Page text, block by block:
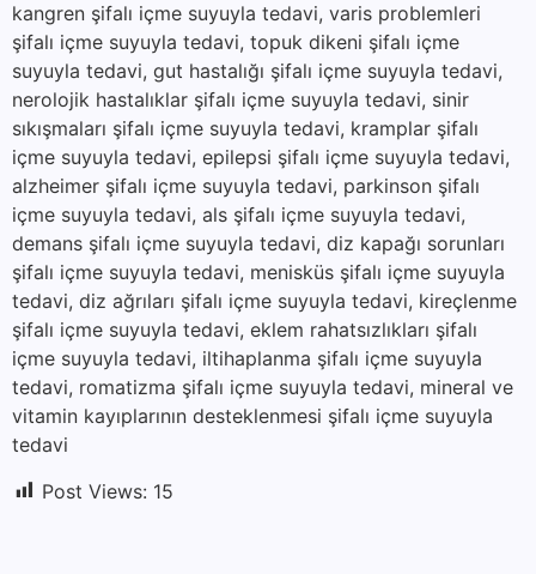
kangren şifalı içme suyuyla tedavi, varis problemleri
şifalı içme suyuyla tedavi, topuk dikeni şifalı içme
suyuyla tedavi, gut hastalığı şifalı içme suyuyla tedavi,
nerolojik hastalıklar şifalı içme suyuyla tedavi, sinir
sıkışmaları şifalı içme suyuyla tedavi, kramplar şifalı
içme suyuyla tedavi, epilepsi şifalı içme suyuyla tedavi,
alzheimer şifalı içme suyuyla tedavi, parkinson şifalı
içme suyuyla tedavi, als şifalı içme suyuyla tedavi,
demans şifalı içme suyuyla tedavi, diz kapağı sorunları
şifalı içme suyuyla tedavi, menisküs şifalı içme suyuyla
tedavi, diz ağrıları şifalı içme suyuyla tedavi, kireçlenme
şifalı içme suyuyla tedavi, eklem rahatsızlıkları şifalı
içme suyuyla tedavi, iltihaplanma şifalı içme suyuyla
tedavi, romatizma şifalı içme suyuyla tedavi, mineral ve
vitamin kayıplarının desteklenmesi şifalı içme suyuyla
tedavi
Post Views: 15